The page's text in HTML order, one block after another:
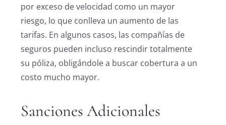
por exceso de velocidad como un mayor
riesgo, lo que conlleva un aumento de las
tarifas. En algunos casos, las compañías de
seguros pueden incluso rescindir totalmente
su póliza, obligándole a buscar cobertura a un
costo mucho mayor.
Sanciones Adicionales